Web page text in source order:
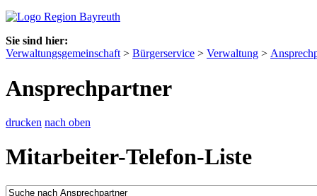
Sie sind hier:
Verwaltungsgemeinschaft > Bürgerservice > Verwaltung >
Ansprechpartner
drucken nach oben
Mitarbeiter-Telefon-Liste